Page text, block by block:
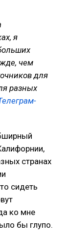
я
чем
для
разных
странах
сидеть
ко мне
бы глупо.